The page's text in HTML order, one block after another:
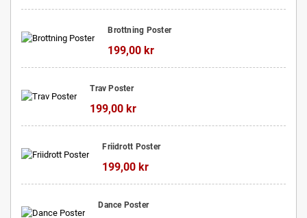
Brottning Poster
199,00 kr
Trav Poster
199,00 kr
Friidrott Poster
199,00 kr
Dance Poster